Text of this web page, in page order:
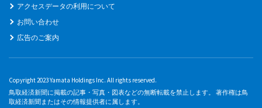
アクセスデータの利用について
お問い合わせ
広告のご案内
Copyright 2023 Yamata Holdings Inc. All rights reserved.
鳥取経済新聞に掲載の記事・写真・図表などの無断転載を禁止します。 著作権は鳥
取経済新聞またはその情報提供者に属します。